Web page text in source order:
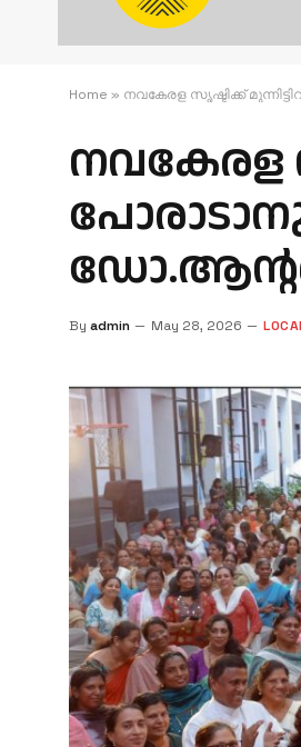
Home » നവകേരള സൃഷ്ടിക്ക്
നവകേരള
By admin May 28, 2026